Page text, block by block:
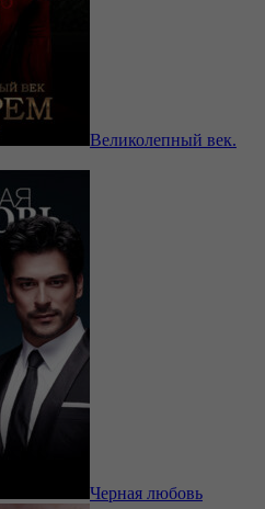
Великолепный век.
Черная любовь